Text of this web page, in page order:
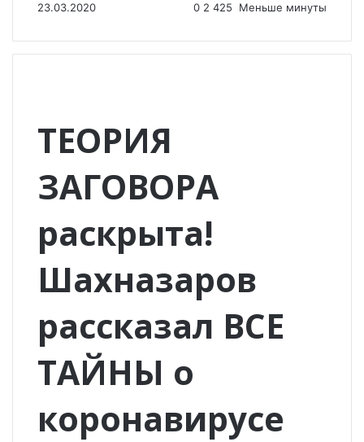
23.03.2020 0 2 425 Меньше минуты
ТЕОРИЯ
ЗАГОВОРА
раскрыта!
Шахназаров
рассказал ВСЕ
ТАЙНЫ о
коронавирусе